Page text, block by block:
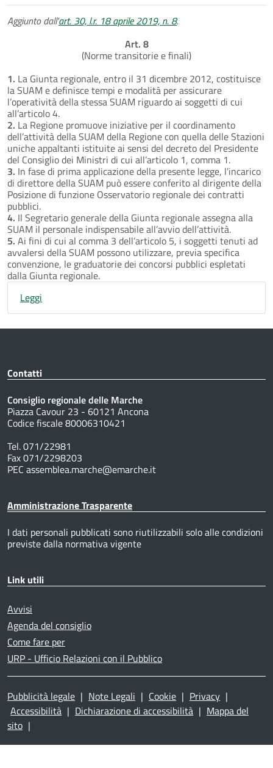
Aggiunto dall'art. 30, l.r. 18 aprile 2019, n. 8.
Art. 8
(Norme transitorie e finali)
1. La Giunta regionale, entro il 31 dicembre 2012, costituisce
la SUAM e definisce tempi e modalità per assicurare
l’operatività della stessa SUAM riguardo ai soggetti di cui
all’articolo 4.
2. La Regione promuove iniziative per il coordinamento
dell’attività della SUAM della Regione con quella delle Stazioni
uniche appaltanti istituite ai sensi del decreto del Presidente
del Consiglio dei Ministri di cui all’articolo 1, comma 1.
3. In fase di prima applicazione della presente legge, l’incarico
di direttore della SUAM può essere conferito al dirigente della
Posizione di funzione Osservatorio regionale dei contratti
pubblici.
4. Il Segretario generale della Giunta regionale assegna alla
SUAM il personale indispensabile all’avvio dell’attività.
5. Ai fini di cui al comma 3 dell’articolo 5, i soggetti tenuti ad
avvalersi della SUAM possono utilizzare, previa specifica
convenzione, le graduatorie dei concorsi pubblici espletati
dalla Giunta regionale.
Leggi
Contatti
Consiglio regionale delle Marche
Piazza Cavour 23 - 60121 Ancona
Codice fiscale 80006310421
Tel. 071/22981
Fax 071/2298203
PEC assemblea.marche@emarche.it
Amministrazione Trasparente
I dati personali pubblicati sono riutilizzabili solo alle condizioni
previste dalla normativa vigente
Link utili
Avvisi
Agenda del consiglio
Come fare per
URP - Ufficio Relazioni con il Pubblico
Pubblicità legale | Note Legali | Cookie | Privacy |
Accessibilità | Dichiarazione di accessibilità | Mappa del
sito |